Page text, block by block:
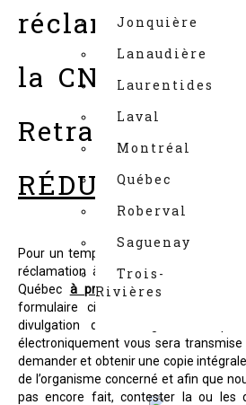
Jonquière
Lanaudière
Laurentides
Laval
Montréal
Québec
Roberval
Saguenay
Trois-
Rivières
réclamation à
la CNESST, à
Retraite
RÉDUIT!
Pour un temps limité, nous offrons
réclamation à la SAAQ, à la
Québec à prix réduitpartout au
formulaire ci-bas dûment
divulgation de renseignements
électroniquement vous sera
demander et obtenir une copie
de l’organisme concerné et afin que
pas encore fait, contester la ou les